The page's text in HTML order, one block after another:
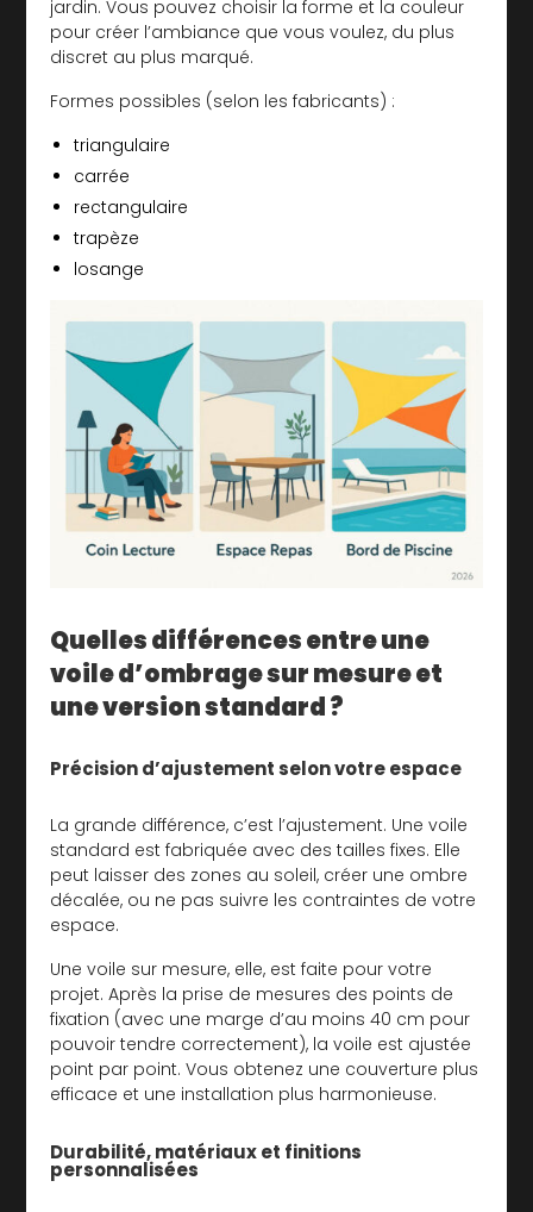
jardin. Vous pouvez choisir la forme et la couleur
pour créer l’ambiance que vous voulez, du plus
discret au plus marqué.
Formes possibles (selon les fabricants) :
triangulaire
carrée
rectangulaire
trapèze
losange
Quelles différences entre une
voile d’ombrage sur mesure et
une version standard ?
Précision d’ajustement selon votre espace
La grande différence, c’est l’ajustement. Une voile
standard est fabriquée avec des tailles fixes. Elle
peut laisser des zones au soleil, créer une ombre
décalée, ou ne pas suivre les contraintes de votre
espace.
Une voile sur mesure, elle, est faite pour votre
projet. Après la prise de mesures des points de
fixation (avec une marge d’au moins 40 cm pour
pouvoir tendre correctement), la voile est ajustée
point par point. Vous obtenez une couverture plus
efficace et une installation plus harmonieuse.
Durabilité, matériaux et finitions
personnalisées